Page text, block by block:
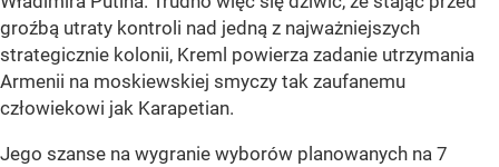
groźbą utraty kontroli nad jedną z najważniejszych
strategicznie kolonii, Kreml powierza zadanie utrzymania
Armenii na moskiewskiej smyczy tak zaufanemu
człowiekowi jak Karapetian.
Jego szanse na wygranie wyborów planowanych na 7